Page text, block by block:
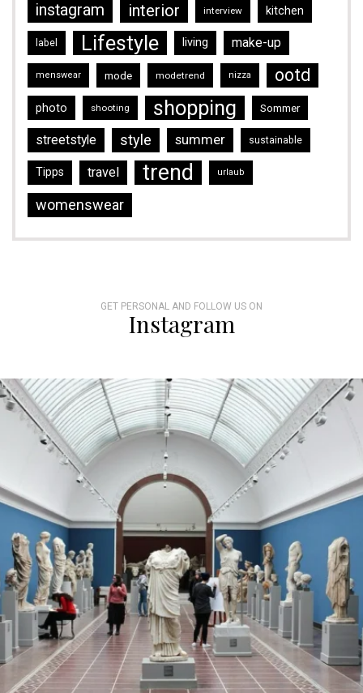
instagram interior interview kitchen
label Lifestyle living make-up
menswear mode modetrend nizza ootd
photo shooting shopping Sommer
streetstyle style summer sustainable
Tipps travel trend urlaub
womenswear
GET PERSONAL AND FOLLOW US ON
Instagram